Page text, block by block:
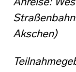
Anreise:
Akschen)